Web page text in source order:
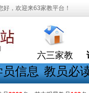
好，欢迎来63家教平台！
六三家教
员信息 教员必